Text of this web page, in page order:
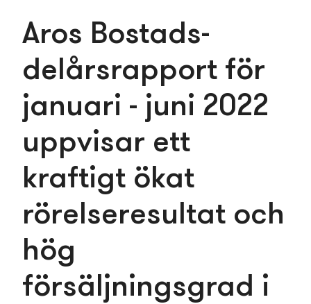
Aros Bostads­
delårsrapport för
januari - juni 2022
uppvisar ett
kraftigt ökat
rörelseresultat och
hög
försäljningsgrad i